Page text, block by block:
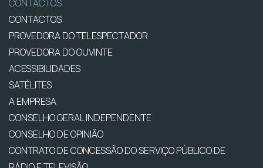
CONTACTOS
CONTACTOS
PROVEDORA DO TELESPECTADOR
PROVEDORA DO OUVINTE
ACESSIBILIDADES
SATÉLITES
A EMPRESA
CONSELHO GERAL INDEPENDENTE
CONSELHO DE OPINIÃO
CONTRATO DE CONCESSÃO DO SERVIÇO PÚBLICO DE